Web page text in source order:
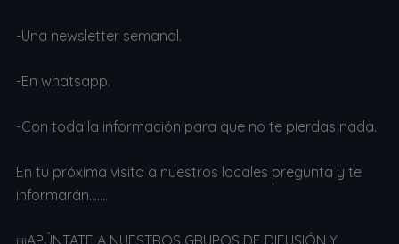
-Una newsletter semanal.
-En whatsapp.
-Con toda la información para que no te pierdas nada.
En tu próxima visita a nuestros locales pregunta y te
informarán…….
¡¡¡¡APÚNTATE A NUESTROS GRUPOS DE DIFUSIÓN Y